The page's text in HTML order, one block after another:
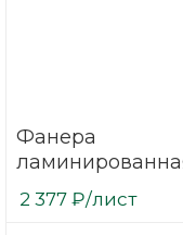
Фанера
(ФОФ) 6 мм
мм F/F сорт 1/1
2 377 ₽/лист